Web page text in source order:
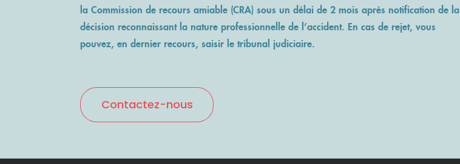
la Commission de recours amiable (CRA) sous un délai de 2 mois après notification de la
décision reconnaissant la nature professionnelle de l’accident. En cas de rejet, vous
pouvez, en dernier recours, saisir le tribunal judiciaire.
Contactez-nous